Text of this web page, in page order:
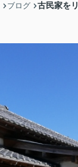
ブログ 古民家を